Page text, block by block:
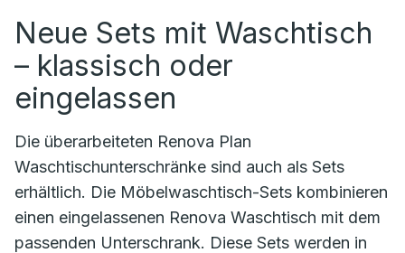
Neue Sets mit Waschtisch
– klassisch oder
eingelassen
Die überarbeiteten Renova Plan
Waschtischunterschränke sind auch als Sets
erhältlich. Die Möbelwaschtisch-Sets kombinieren
einen eingelassenen Renova Waschtisch mit dem
passenden Unterschrank. Diese Sets werden in